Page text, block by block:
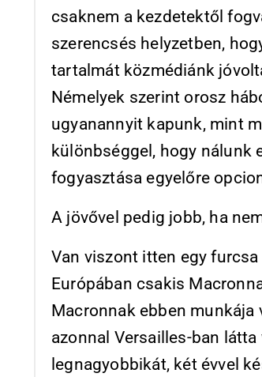
csaknem a kezdetektől
szerencsés helyzetben,
tartalmát közmédiánk
Némelyek szerint orosz
ugyanannyit kapunk, mint
különbséggel, hogy nálunk
fogyasztása egyelőre
A jövővel pedig jobb, ha
Van viszont itten egy
Európában csakis
Macronnak ebben
azonnal Versailles-ban
legnagyobbikát, két évvel